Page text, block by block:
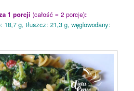
1 porcji (całość = 2 porcje):
18,7 g, tłuszcz: 21,3 g, węglowodany: